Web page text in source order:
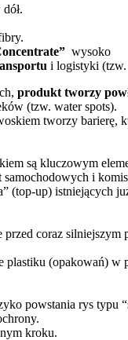
wysoko
i logistyki
produkt tworzy
(tzw. water spots).
tworzy
są kluczowym
i
(top-up)
coraz
plastiku (opakowań)
powstania rys typu
kroku.